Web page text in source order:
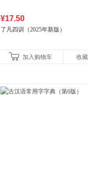
¥17.50
了凡四训（2025年新版）
加入购物车 收藏